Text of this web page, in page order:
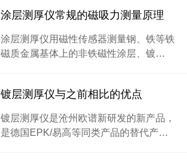
涂层测厚仪常规的磁吸力测量原理
涂层测厚仪用磁性传感器测量钢、铁等铁
磁质金属基体上的非铁磁性涂层、镀…
镀层测厚仪与之前相比的优点
镀层测厚仪是沧州欧谱新研发的新产品，
是德国EPK/易高等同类产品的替代产…